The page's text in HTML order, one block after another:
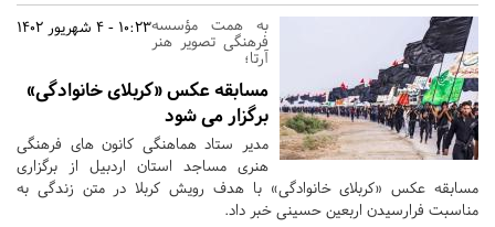
10:23 - 4 شهریور 1402به همت مؤسسه
فرهنگی تصویر هنر
آرتا؛
مسابقه عکس «کربلای خانوادگی»
برگزار می شود
مدیر ستاد هماهنگی کانون های فرهنگی
هنری مساجد استان اردبیل از برگزاری
مسابقه عکس «کربلای خانوادگی» با هدف رویش کربلا در متن زندگی به
مناسبت فرارسیدن اربعین حسینی خبر داد.